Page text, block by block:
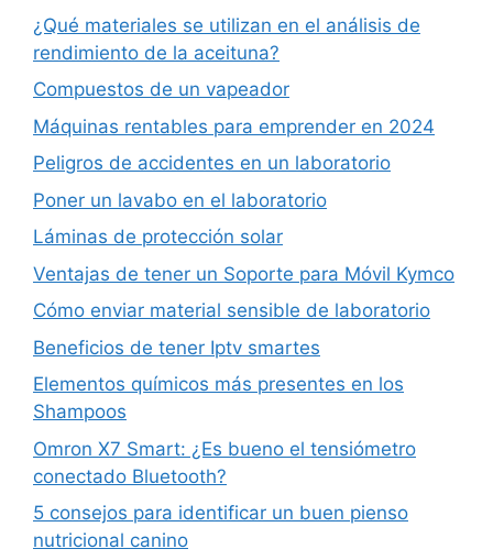
¿Qué materiales se utilizan en el análisis de
rendimiento de la aceituna?
Compuestos de un vapeador
Máquinas rentables para emprender en 2024
Peligros de accidentes en un laboratorio
Poner un lavabo en el laboratorio
Láminas de protección solar
Ventajas de tener un Soporte para Móvil Kymco
Cómo enviar material sensible de laboratorio
Beneficios de tener Iptv smartes
Elementos químicos más presentes en los
Shampoos
Omron X7 Smart: ¿Es bueno el tensiómetro
conectado Bluetooth?
5 consejos para identificar un buen pienso
nutricional canino